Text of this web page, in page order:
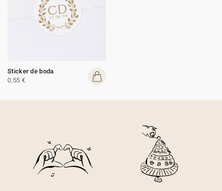
Sticker de boda
0,55 €